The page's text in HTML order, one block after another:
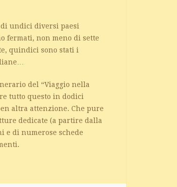
undici diversi paesi
fermati, non meno di sette
quindici sono stati i
del “Viaggio nella
tutto questo in dodici
altra attenzione. Che pure
dedicate (a partire dalla
e di numerose schede